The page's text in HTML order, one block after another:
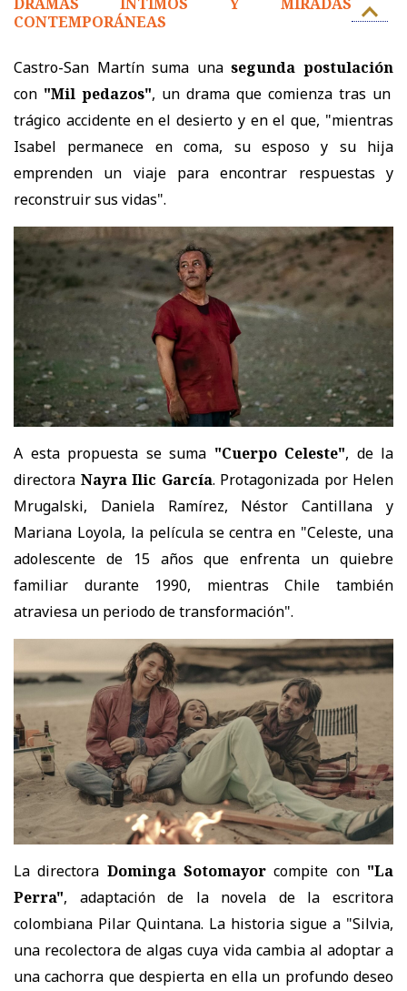
CONTEMPORÁNEAS
Castro-San Martín suma unasegunda postulación
con "Mil pedazos", un drama que comienza tras un
trágico accidente en el desierto y en el que, "mientras
Isabel permanece en coma, su esposo y su hija
emprenden un viaje para encontrar respuestas y
reconstruir sus vidas".
A esta propuesta se suma "Cuerpo Celeste", de la
directora Nayra Ilic García. Protagonizada por Helen
Mrugalski, Daniela Ramírez, Néstor Cantillana y
Mariana Loyola, la película se centra en "Celeste, una
adolescente de 15 años que enfrenta un quiebre
familiar durante 1990, mientras Chile también
atraviesa un periodo de transformación".
La directora Dominga Sotomayor compite con "La
Perra", adaptación de la novela de la escritora
colombiana Pilar Quintana. La historia sigue a "Silvia,
una recolectora de algas cuya vida cambia al adoptar a
una cachorra que despierta en ella un profundo deseo